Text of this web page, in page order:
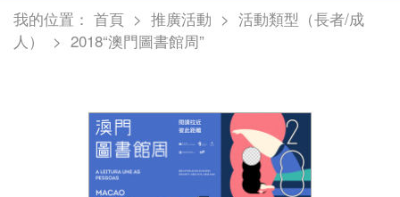
我的位置： 首頁 > 推廣活動 > 活動類型（長者/成
人）
> 2018“澳門圖書館周”